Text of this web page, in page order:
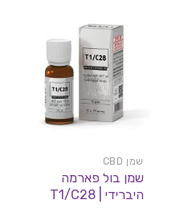
שמן CBD
שמן בול פארמה
היברידי | T1/C28